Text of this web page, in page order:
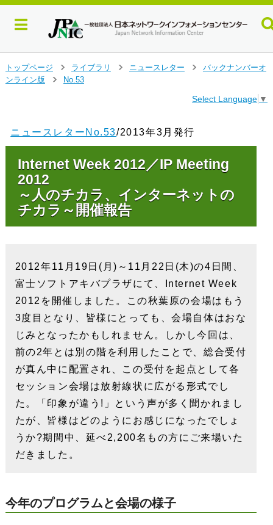
イ
す
トップページ
>
ライブラリ
ニュースレター
バックナンバーオ
ンライン版
No.53
Select Language ▼
ニュースレターNo.53/2013年3月発行
Internet Week 2012／IP Meeting
2012
～人のチカラ、インターネットの
チカラ～開催報告
2012年11月19日(月)～11月22日(木)の4日間、
富士ソフトアキバプラザにて、Internet Week
2012を開催しました。この秋葉原の会場はもう
3度目となり、皆様にとっても、会場自体はおな
じみとなったかもしれません。しかし今回は、
前の2年とは別の階を利用したことで、総合受付
が真ん中に配置され、この受付を起点として各
セッション会場は放射線状に広がる形式でし
た。「印象が違う!」という声が多く聞かれまし
たが、皆様はどのようにお感じになったでしょ
うか?期間中、延べ2,200名もの方にご来場いた
だきました。
今年のプログラムと会場の様子